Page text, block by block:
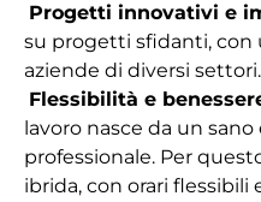
Progetti innovativi e
su progetti sfidanti,
aziende di diversi settori.
Flessibilità e
lavoro nasce da un
professionale. Per
ibrida, con orari flessibili